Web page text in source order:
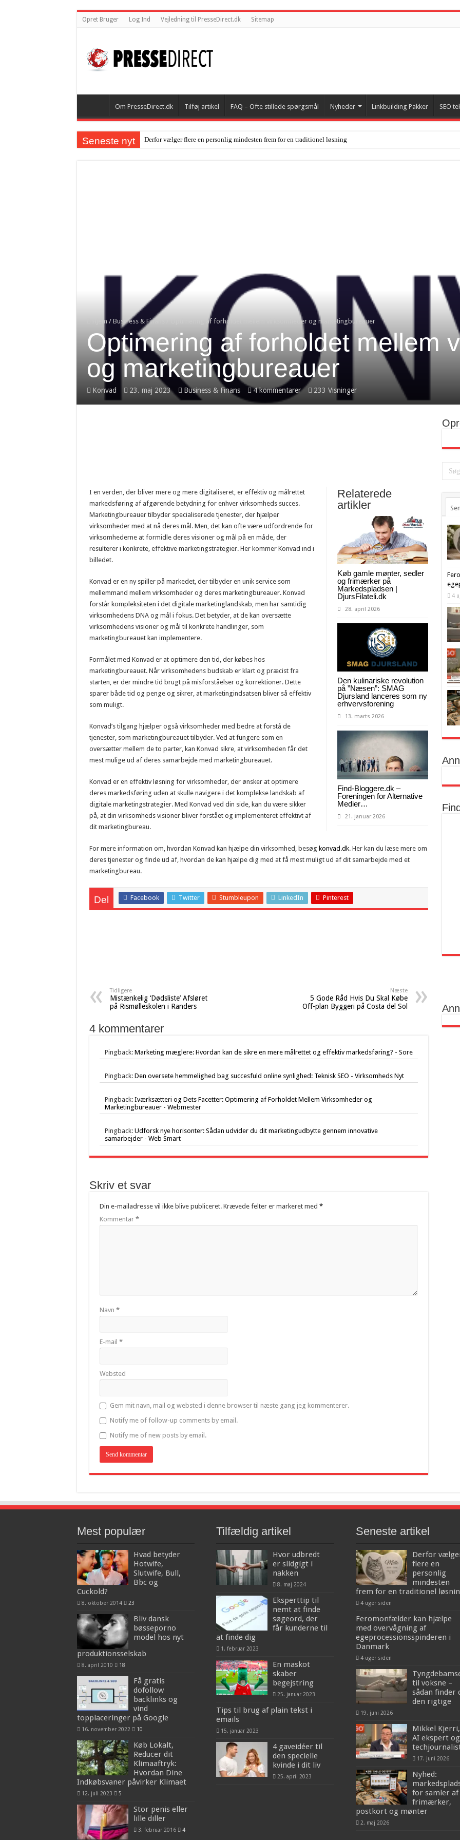
Opret Bruger Log Ind Vejledning til PresseDirect.dk Sitemap
Om PresseDirect.dk Tilføj artikel FAQ – Ofte stillede spørgsmål Nyheder Linkbuilding Pakker SEO
Seneste nyt Derfor vælger flere en personlig mindesten frem for en traditionel løsning
Hjem / Business & Finans Optimering af forholdet mellem virksomheder og marketingbureauer
Optimering af forholdet mellem
og marketingbureauer
Konvad 23. maj 2023 Business & Finans 4 kommentarer 233 Visninger
Relaterede
artikler
Køb gamle mønter, sedler
og frimærker på
Markedspladsen |
DjursFilateli.dk
28. april 2026
Den kulinariske revolution
på ”Næsen”: SMAG
Djursland lanceres som ny
erhvervsforening
13. marts 2026
Find-Bloggere.dk –
Foreningen for Alternative
Medier…
21. januar 2026
I en verden, der bliver mere og mere digitaliseret, er effektiv og målrettet
markedsføring af afgørende betydning for enhver virksomheds succes.
Marketingbureauer tilbyder specialiserede tjenester, der hjælper
virksomheder med at nå deres mål. Men, det kan ofte være udfordrende for
virksomhederne at formidle deres visioner og mål på en måde, der
resulterer i konkrete, effektive marketingstrategier. Her kommer Konvad ind i
billedet.
Konvad er en ny spiller på markedet, der tilbyder en unik service som
mellemmand mellem virksomheder og deres marketingbureauer. Konvad
forstår kompleksiteten i det digitale marketinglandskab, men har samtidig
virksomhedens DNA og mål i fokus. Det betyder, at de kan oversætte
virksomhedens visioner og mål til konkrete handlinger, som
marketingbureauet kan implementere.
Formålet med Konvad er at optimere den tid, der købes hos
marketingbureauet. Når virksomhedens budskab er klart og præcist fra
starten, er der mindre tid brugt på misforståelser og korrektioner. Dette
sparer både tid og penge og sikrer, at marketingindsatsen bliver så effektiv
som muligt.
Konvad’s tilgang hjælper også virksomheder med bedre at forstå de
tjenester, som marketingbureauet tilbyder. Ved at fungere som en
oversætter mellem de to parter, kan Konvad sikre, at virksomheden får det
mest mulige ud af deres samarbejde med marketingbureauet.
Konvad er en effektiv løsning for virksomheder, der ønsker at optimere
deres markedsføring uden at skulle navigere i det komplekse landskab af
digitale marketingstrategier. Med Konvad ved din side, kan du være sikker
på, at din virksomheds visioner bliver forstået og implementeret effektivt af
dit marketingbureau.
For mere information om, hvordan Konvad kan hjælpe din virksomhed, besøg konvad.dk. Her kan du læse mere om
deres tjenester og finde ud af, hvordan de kan hjælpe dig med at få mest muligt ud af dit samarbejde med et
marketingbureau.
Del Facebook Twitter Stumbleupon LinkedIn Pinterest
Tidligere
Mistænkelig ‘Dødsliste’ Afsløret
på Rismølleskolen i Randers
Næste
5 Gode Råd Hvis Du Skal Købe
Off-plan Byggeri på Costa del Sol
4 kommentarer
Pingback: Marketing mæglere: Hvordan kan de sikre en mere målrettet og effektiv markedsføring? - Sore
Pingback: Den oversete hemmelighed bag succesfuld online synlighed: Teknisk SEO - Virksomheds Nyt
Pingback: Iværksætteri og Dets Facetter: Optimering af Forholdet Mellem Virksomheder og
Marketingbureauer - Webmester
Pingback: Udforsk nye horisonter: Sådan udvider du dit marketingudbytte gennem innovative
samarbejder - Web Smart
Skriv et svar
Din e-mailadresse vil ikke blive publiceret. Krævede felter er markeret med *
Kommentar *
Navn *
E-mail *
Websted
Gem mit navn, mail og websted i denne browser til næste gang jeg kommenterer.
Notify me of follow-up comments by email.
Notify me of new posts by email.
4
Mest populær
Hvad betyder
Hotwife,
Slutwife, Bull,
Bbc og
Cuckold?
8. oktober 2014 23
Bliv dansk
bøsseporno
model hos nyt
produktionsselskab
8. april 2010 18
Få gratis
dofollow
backlinks og
vind
topplaceringer på Google
16. november 2022 10
Køb Lokalt,
Reducer dit
Klimaaftryk:
Hvordan Dine
Indkøbsvaner påvirker Klimaet
12. juli 2023 5
Stor penis eller
lille diller
3. februar 2016 4
Tilfældig artikel
Hvor udbredt
er slidgigt i
nakken
8. maj 2024
Eksperttip til
nemt at finde
søgeord, der
får kunderne til
at finde dig
1. februar 2023
En maskot
skaber
begejstring
25. januar 2023
Tips til brug af plain tekst i
emails
15. januar 2023
4 gaveidéer til
den specielle
kvinde i dit liv
25. april 2023
Seneste artikel
Derfor
flere en
personlig
mindesten
frem for en traditionel
4 uger siden
Feromonfælder kan hjælpe
med overvågning af
egeprocessionsspinderen i
Danmark
4 uger siden
til voksne –
sådan finder
den rigtige
19. juni 2026
Mikkel Kjerri,
AI ekspert og
17. juni 2026
Nyhed:
for samler af
frimærker,
postkort og mønter
2. maj 2026